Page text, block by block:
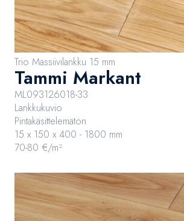
Trio Massiivilankku 15 mm
Tammi Markant
ML093126018-33
Lankkukuvio
Pintakäsittelemätön
15 x 150 x 400 - 1800 mm
70-80 €/m²